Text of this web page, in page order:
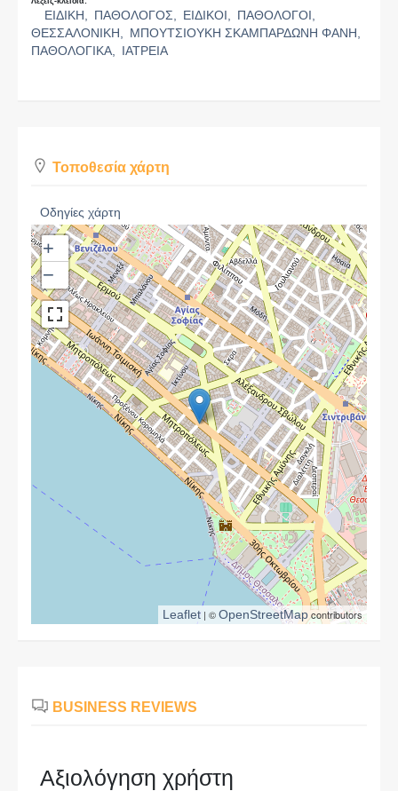
ΕΙΔΙΚΗ, ΠΑΘΟΛΟΓΟΣ, ΕΙΔΙΚΟΙ,
ΠΑΘΟΛΟΓΟΙ,
ΘΕΣΣΑΛΟΝΙΚΗ,
ΜΠΟΥΤΣΙΟΥΚΗ ΣΚΑΜΠΑΡΔΩΝΗ ΦΑΝΗ,
ΠΑΘΟΛΟΓΙΚΑ,
ΙΑΤΡΕΙΑ
Τοποθεσία χάρτη
Οδηγίες χάρτη
+
−
Leaflet | ©OpenStreetMapcontributors
BUSINESS REVIEWS
Αξιολόγηση χρήστη